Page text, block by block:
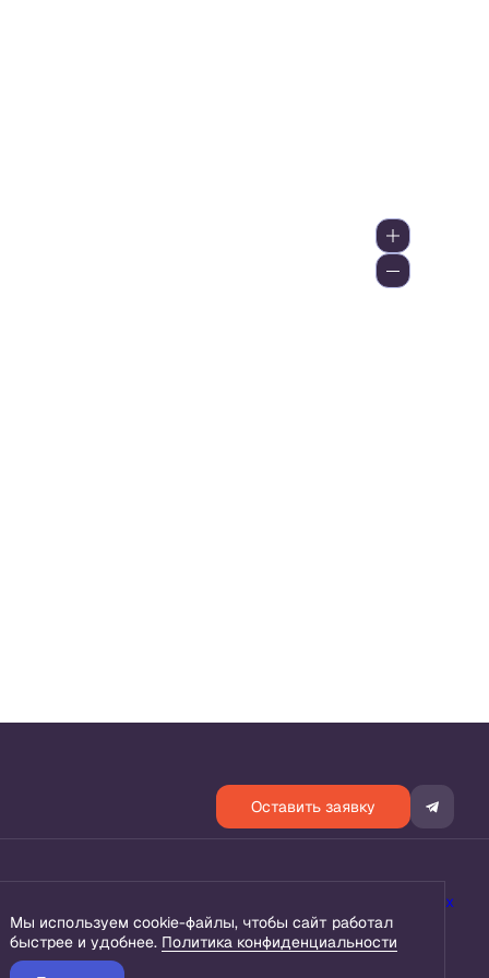
Оставить заявку
Согласие на обработку персональных данных
Мы используем cookie-файлы, чтобы сайт работал
быстрее и удобнее. Политика конфиденциальности